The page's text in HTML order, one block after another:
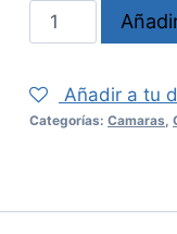
Camara
Añadir a tu
Categorías:Camaras ,